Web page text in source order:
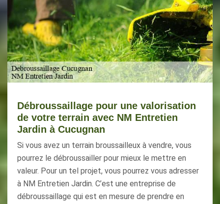
Débroussaillage pour une valorisation
de votre terrain avec NM Entretien
Jardin à Cucugnan
Si vous avez un terrain broussailleux à vendre, vous
pourrez le débroussailler pour mieux le mettre en
valeur. Pour un tel projet, vous pourrez vous adresser
à NM Entretien Jardin. C’est une entreprise de
débroussaillage qui est en mesure de prendre en